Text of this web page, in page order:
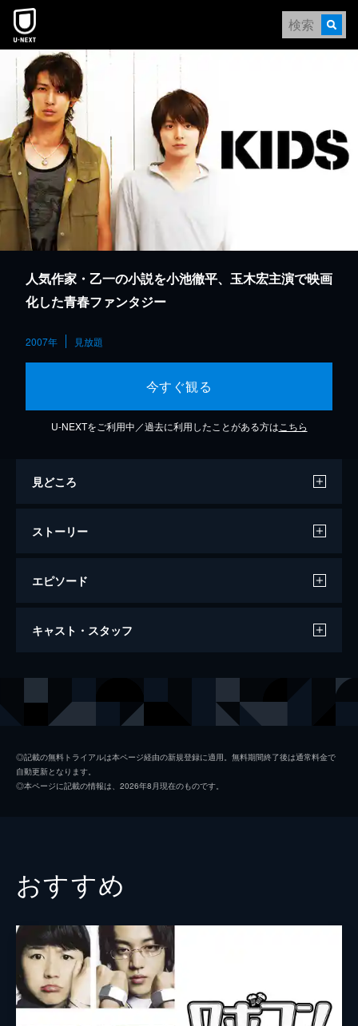
本文へスキップ
人気作家・乙一の小説を小池徹平、玉木宏主演で映画
化した青春ファンタジー
2007年 見放題
今すぐ観る
U-NEXTをご利用中／過去に利用したことがある方は こちら
見どころ
ストーリー
エピソード
KIDS
キャスト・スタッフ
タケオ 玉木宏
新妻さと子
タカ・コンドー
◎記載の無料トライアルは本ページ経由の新規登録に適用。無料期間終了後は通常料金で
自動更新となります。
◎本ページに記載の情報は、2026年8月現在のものです。
おすすめ